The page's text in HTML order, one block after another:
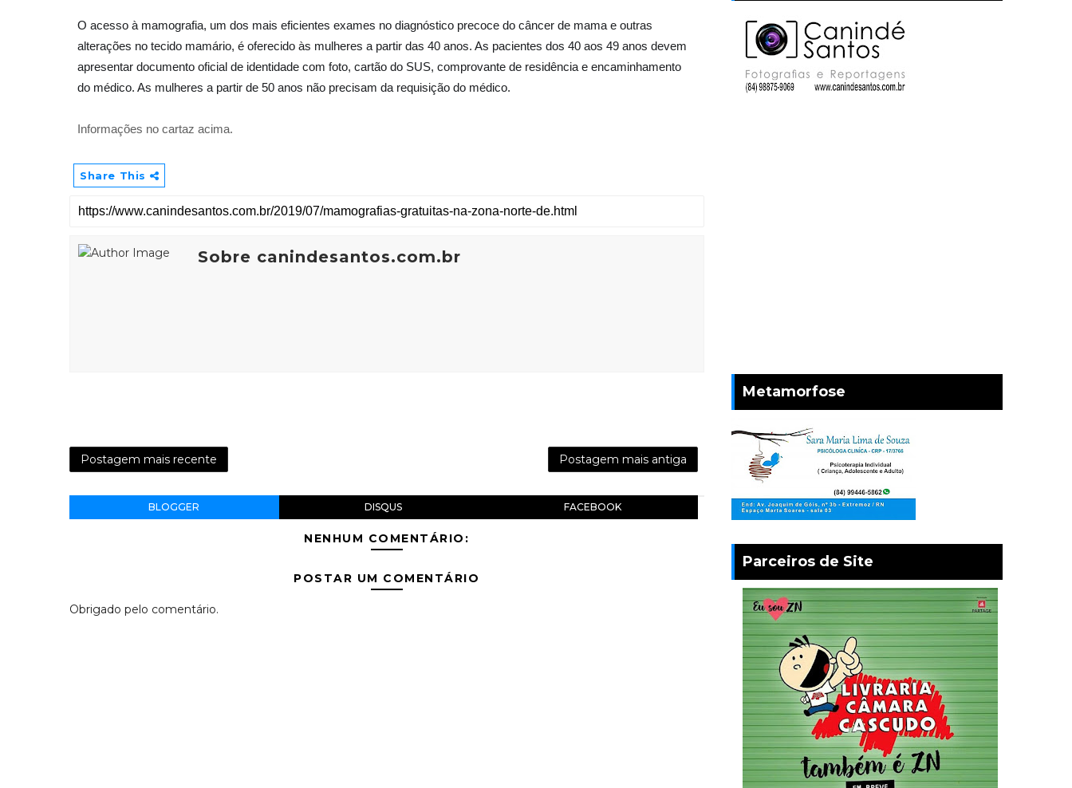
O acesso à mamografia, um dos mais eficientes exames no diagnóstico precoce do câncer de mama e outras
alterações no tecido mamário, é oferecido às mulheres a partir das 40 anos. As pacientes dos 40 aos 49 anos devem
apresentar documento oficial de identidade com foto, cartão do SUS, comprovante de residência e encaminhamento
do médico. As mulheres a partir de 50 anos não precisam da requisição do médico.
Informações no cartaz acima.
Share This
Sobre canindesantos.com.br
Postagem mais recente Postagem mais antiga
BLOGGER DISQUS FACEBOOK
NENHUM COMENTÁRIO:
POSTAR UM COMENTÁRIO
Obrigado pelo comentário.
Metamorfose
Parceiros de Site